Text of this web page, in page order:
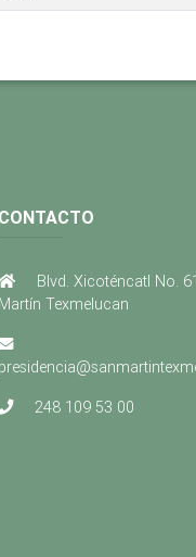
CONTACTO
Blvd. Xicoténcatl No.
Martín Texmelucan
248 109 53 00